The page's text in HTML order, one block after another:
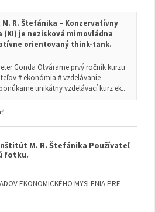
R. Štefánika – Konzervatívny
(KI) je nezisková mimovládna
orientovaný think-tank.
Gonda Otvárame prvý ročník kurzu
# ekonómia # vzdelávanie
unikátny vzdelávací kurz ek...
M. R. Štefánika Používateľ
fotku.
EKONOMICKÉHO MYSLENIA PRE